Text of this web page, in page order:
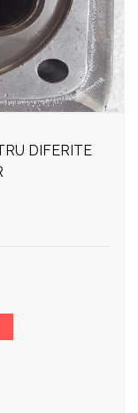
DIFERITE